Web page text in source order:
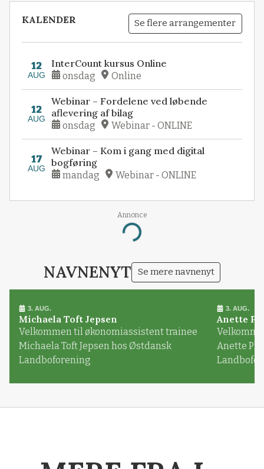
KALENDER Se flere arrangementer
12
AUG
InterCount kursus Online
onsdag Online
12
AUG
Webinar – Fordelene ved løbende
aflevering af bilag
onsdag Webinar - ONLINE
17
AUG
Webinar – Kom i gang med digital
bogføring
mandag Webinar - ONLINE
Annonce
Loading...
NAVNENYT Se mere navnenyt
3. AUG.
Michaela Toft Jepsen
Velkommen til økonomiassistent trainee
Michaela Toft Jepsen hos Østdansk
Landboforening
3. AUG.
Anette
Anette